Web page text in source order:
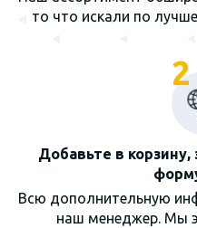
то что искали по
2
Добавьте в корзину,
Всю дополнительную
наш менеджер. Мы